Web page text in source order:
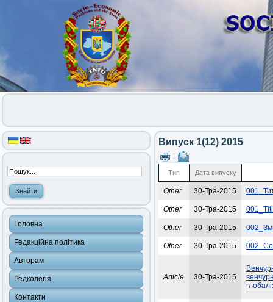
Головна
Редакційна політика
Авторам
Редколегія
Контакти
Випуск 1(12) 2015
Тип Дата випуску
Other 30-Тра-2015
Other 30-Тра-2015
Other 30-Тра-2015
Other 30-Тра-2015
Article 30-Тра-2015